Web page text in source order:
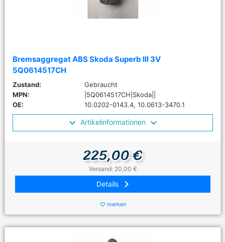
Bremsaggregat ABS Skoda Superb III 3V
5Q0614517CH
Zustand:
Gebraucht
MPN:
|5Q0614517CH|Skoda||
OE:
10.0202-0143.4, 10.0613-3470.1
Artikelinformationen
225,00 €
Versand: 20,00 €
Details keyboard_arrow_right
favorite_border merken